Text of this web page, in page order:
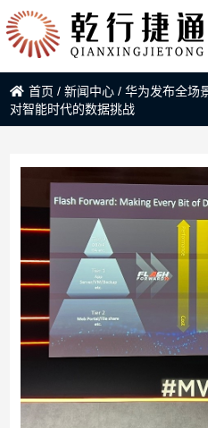
首页 /新闻中心 /华为发布全场
对智能时代的数据挑战